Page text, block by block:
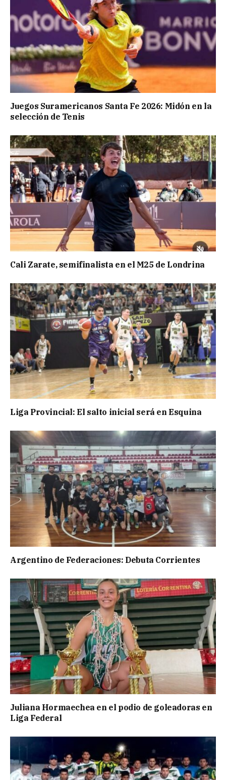
Juegos Suramericanos Santa Fe 2026: Midón en la
selección de Tenis
Cali Zarate, semifinalista en el M25 de Londrina
Liga Provincial: El salto inicial será en Esquina
Argentino de Federaciones: Debuta Corrientes
Juliana Hormaechea en el podio de goleadoras en
Liga Federal